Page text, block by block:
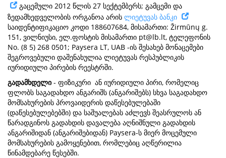
გაცემული 2012 წლის 27 სექტემბერს; გამცემი და
ზედამხედველობის ორგანოა არის ლიეტუვას ბანკი
საიდენტიფიკაციო კოდი 188607684, მისამართი: Žirmūnų g.
151, ვილნიუსი, ელ.ფოსტის მისამართი pt@lb.lt, ტელეფონის
No. (8 5) 268 0501; Paysera LT, UAB -ის შესახებ მონაცემები
შეგროვებული დაშენახულია ლიეტუვას რესპუბლიკის
იურიდიული პირების რეესტრში.
გადამხდელი - ფიზიკური ან იურიდიული პირი, რომელიც
ფლობს საგადახდო ანგარიშს (ანგარიშებს) სხვა საგადახდო
მომსახურების პროვაიდერის დაწესებულებაში
(დაწესებულებებში) და საშუალებას აძლევს შეასრულოს ან
წარადგინოს გადახდის დავალება აღნიშნული გადახდის
ანგარიშიდან (ანგარიშებიდან) Paysera-ს მიერ მოცემული
მომსახურების გამოყენებით, რომლებიც აღწერილია
წინამდებარე წესებში.